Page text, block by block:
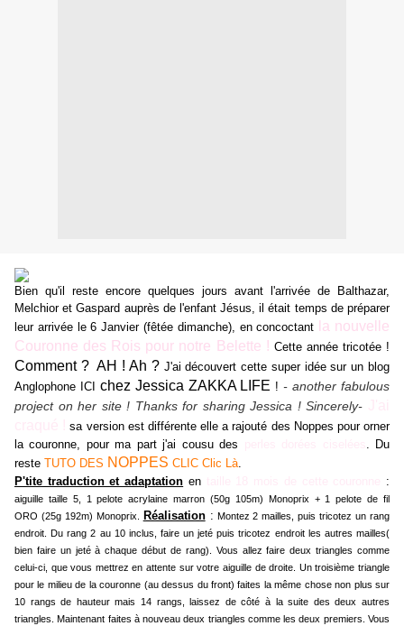
Bien qu'il reste encore quelques jours avant l'arrivée de Balthazar,
Melchior et Gaspard auprès de l'enfant Jésus, il était temps de préparer
leur arrivée le 6 Janvier (fêtée dimanche), en concoctant
la nouvelle
Couronne des Rois pour notre Belette ! Cette année tricotée !
Comment ? AH ! Ah ?J'ai découvert cette super idée sur un blog
Anglophone ICI chez Jessica ZAKKA LIFE ! - another fabulous
project on her site ! Thanks for sharing Jessica ! Sincerely-
sa version est différente elle a rajouté des Noppes pour orner
la couronne, pour ma part j'ai cousu des
. Du
reste TUTO DES NOPPES CLIC Clic Là.
P'tite traduction et adaptation en :
aiguille taille 5, 1 pelote acrylaine marron (50g 105m) Monoprix + 1 pelote de fil
ORO (25g 192m) Monoprix.
Réalisation: Montez 2 mailles, puis tricotez un rang
endroit. Du rang 2 au 10 inclus, faire un jeté puis tricotez endroit les autres mailles(
bien faire un jeté à chaque début de rang). Vous allez faire deux triangles comme
celui-ci, que vous mettrez en attente sur votre aiguille de droite. Un troisième triangle
pour le milieu de la couronne (au dessus du front) faites la même chose non plus sur
10 rangs de hauteur mais 14 rangs, laissez de côté à la suite des deux autres
triangles. Maintenant faites à nouveau deux triangles comme les deux premiers. Vous